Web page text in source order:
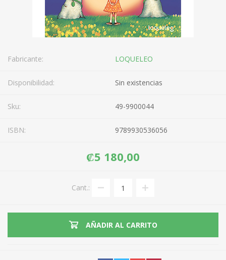
Fabricante: LOQUELEO
Disponibilidad: Sin existencias
Sku: 49-9900044
ISBN: 9789930536056
₡5 180,00
Cant.:
AÑADIR AL CARRITO